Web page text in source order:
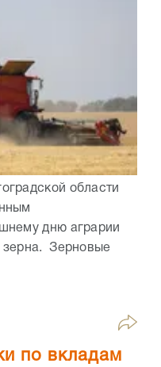
области
дню аграрии
зерна. Зерновые
по вкладам